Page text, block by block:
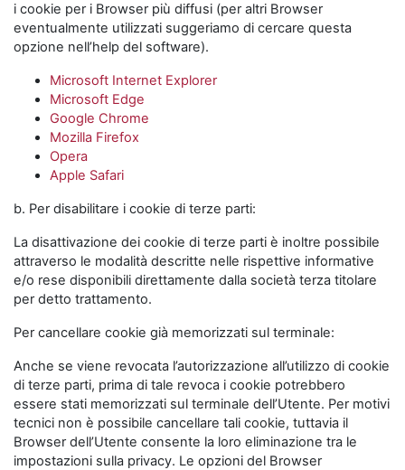
i cookie per i Browser più diffusi (per altri Browser
eventualmente utilizzati suggeriamo di cercare questa
opzione nell’help del software).
Microsoft Internet Explorer
Microsoft Edge
Google Chrome
Mozilla Firefox
Opera
Apple Safari
b. Per disabilitare i cookie di terze parti:
La disattivazione dei cookie di terze parti è inoltre possibile
attraverso le modalità descritte nelle rispettive informative
e/o rese disponibili direttamente dalla società terza titolare
per detto trattamento.
Per cancellare cookie già memorizzati sul terminale:
Anche se viene revocata l’autorizzazione all’utilizzo di cookie
di terze parti, prima di tale revoca i cookie potrebbero
essere stati memorizzati sul terminale dell’Utente. Per motivi
tecnici non è possibile cancellare tali cookie, tuttavia il
Browser dell’Utente consente la loro eliminazione tra le
impostazioni sulla privacy. Le opzioni del Browser